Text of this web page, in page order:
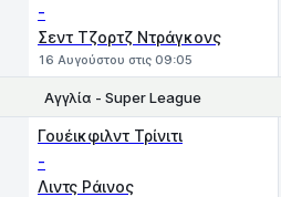
-
Σεντ Τζορτζ Ντράγκονς
16 Αυγούστου στις 09:05
Αγγλία - Super League
Γουέικφιλντ Τρίνιτι
-
Λιντς Ράινος